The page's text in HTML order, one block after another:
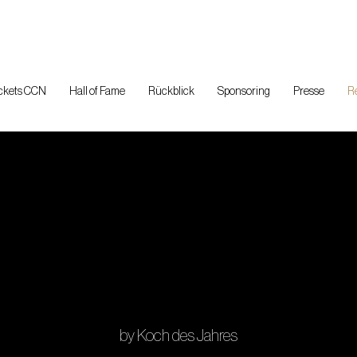
CCN Hall of Fame Rückblick Sponsoring Presse
by Koch des Jahres